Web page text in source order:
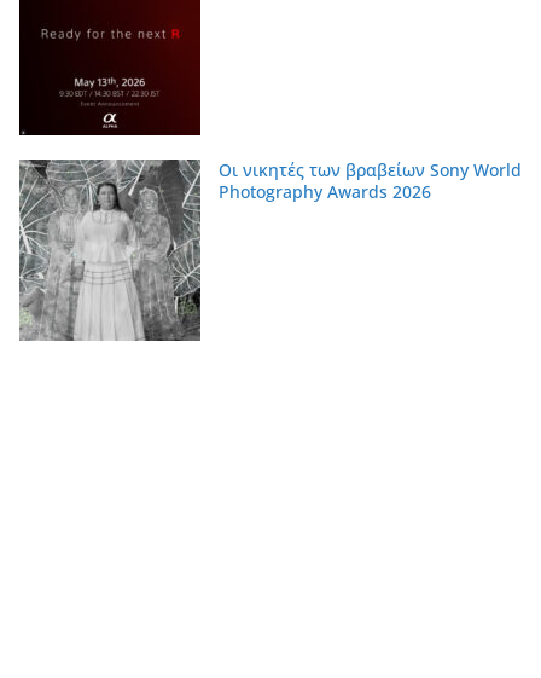
Οι νικητές των βραβείων Sony World
Photography Awards 2026